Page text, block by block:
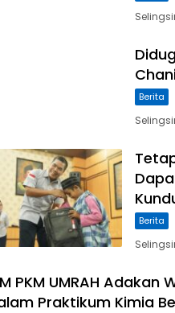
Berita
Berita
PKM UMRAH
Praktikum Kimia